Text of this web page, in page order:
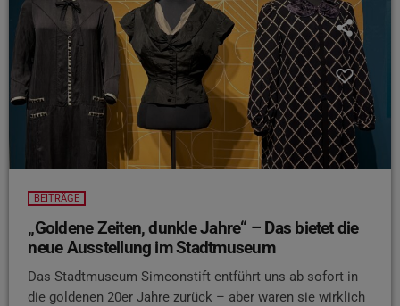
BEITRÄGE
„Goldene Zeiten, dunkle Jahre“ – Das bietet die
neue Ausstellung im Stadtmuseum
Das Stadtmuseum Simeonstift entführt uns ab sofort in
die goldenen 20er Jahre zurück – aber waren sie wirklich